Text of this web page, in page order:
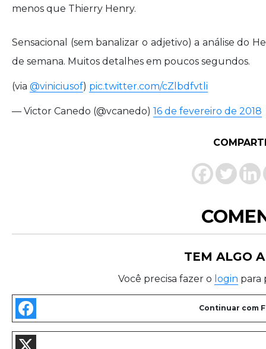
menos que Thierry Henry.
Sensacional (sem banalizar o adjetivo) a análise do
de semana. Muitos detalhes em poucos segundos.
(via @viniciusof) pic.twitter.com/cZlbdfvtli
— Victor Canedo (@vcanedo) 16 de fevereiro de 2018
TEM ALGO
Você precisa fazer o login para